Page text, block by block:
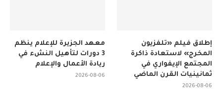
معهد الجزيرة للإعلام ينظم
3 دورات لتأهيل النشء في
ريادة الأعمال والإعلام
2026-08-06
إطلاق فيلم «تلفزيون
المخرج» لاستعادة ذاكرة
المجتمع الإيفواري في
ثمانينيات القرن الماضي
2026-08-06